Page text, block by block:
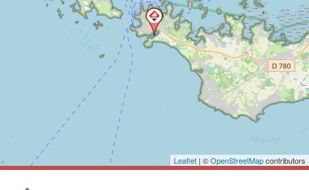
Leaflet | ©OpenStreetMapcontributors